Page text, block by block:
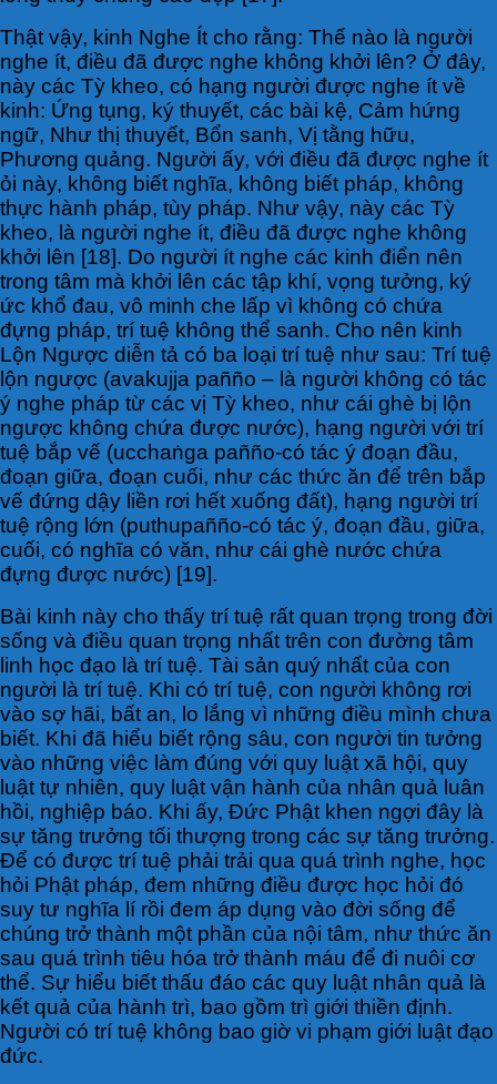
Thật vậy, kinh Nghe Ít cho rằng: Thế nào là người
nghe ít, điều đã được nghe không khởi lên? Ở đây,
này các Tỳ kheo, có hạng người được nghe ít về
kinh: Ứng tụng, ký thuyết, các bài kệ, Cảm hứng
ngữ, Như thị thuyết, Bổn sanh, Vị tằng hữu,
Phương quảng. Người ấy, với điều đã được nghe ít
ỏi này, không biết nghĩa, không biết pháp, không
thực hành pháp, tùy pháp. Như vậy, này các Tỳ
kheo, là người nghe ít, điều đã được nghe không
khởi lên [18]. Do người ít nghe các kinh điển nên
trong tâm mà khởi lên các tập khí, vọng tưởng, ký
ức khổ đau, vô minh che lấp vì không có chứa
đựng pháp, trí tuệ không thể sanh. Cho nên kinh
Lộn Ngược diễn tả có ba loại trí tuệ như sau: Trí tuệ
lộn ngược (avakujja pañño – là người không có tác
ý nghe pháp từ các vị Tỳ kheo, như cái ghè bị lộn
ngược không chứa được nước), hạng người với trí
tuệ bắp vế (ucchaṅga pañño-có tác ý đoạn đầu,
đoạn giữa, đoạn cuối, như các thức ăn để trên bắp
vế đứng dậy liền rơi hết xuống đất), hạng người trí
tuệ rộng lớn (puthupañño-có tác ý, đoạn đầu, giữa,
cuối, có nghĩa có văn, như cái ghè nước chứa
đựng được nước) [19].
Bài kinh này cho thấy trí tuệ rất quan trọng trong đời
sống và điều quan trọng nhất trên con đường tâm
linh học đạo là trí tuệ. Tài sản quý nhất của con
người là trí tuệ. Khi có trí tuệ, con người không rơi
vào sợ hãi, bất an, lo lắng vì những điều mình chưa
biết. Khi đã hiểu biết rộng sâu, con người tin tưởng
vào những việc làm đúng với quy luật xã hội, quy
luật tự nhiên, quy luật vận hành của nhân quả luân
hồi, nghiệp báo. Khi ấy, Đức Phật khen ngợi đây là
sự tăng trưởng tối thượng trong các sự tăng trưởng.
Để có được trí tuệ phải trải qua quá trình nghe, học
hỏi Phật pháp, đem những điều được học hỏi đó
suy tư nghĩa lí rồi đem áp dụng vào đời sống để
chúng trở thành một phần của nội tâm, như thức ăn
sau quá trình tiêu hóa trở thành máu để đi nuôi cơ
thể. Sự hiểu biết thấu đáo các quy luật nhân quả là
kết quả của hành trì, bao gồm trì giới thiền định.
Người có trí tuệ không bao giờ vi phạm giới luật đạo
đức.